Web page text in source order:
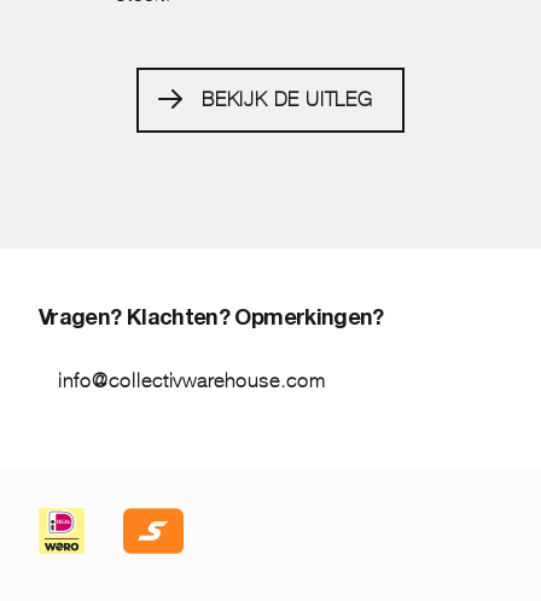
BEKIJK DE UITLEG
Vragen? Klachten? Opmerkingen?
info@collectivwarehouse.com